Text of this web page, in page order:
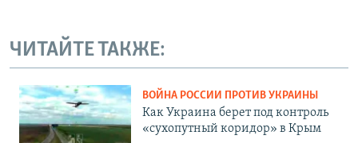
ЧИТАЙТЕ ТАКЖЕ:
ВОЙНА РОССИИ ПРОТИВ УКРАИНЫ
Как Украина берет под контроль
«сухопутный коридор» в Крым